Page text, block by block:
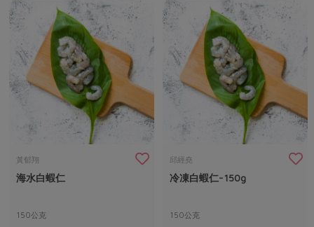
黃郁翔
海水白蝦仁
150公克
邱經堯
冷凍白蝦仁-150g
150公克